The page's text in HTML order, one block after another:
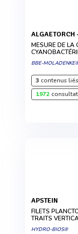
MESURE DE LA
BBE-
3 contenus liés
1972
APSTEIN
FILETS
TRAITS
HYDRO-BIOS®